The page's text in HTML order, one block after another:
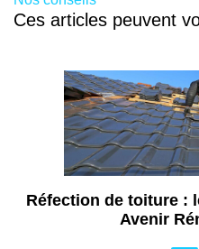
Ces articles peuvent
Réfection de toiture :
Avenir